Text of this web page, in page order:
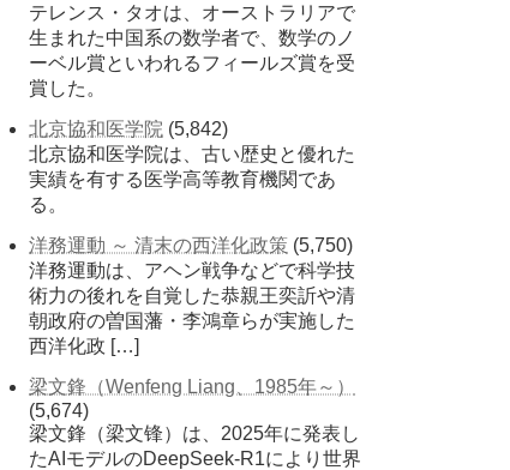
テレンス・タオは、オーストラリアで
生まれた中国系の数学者で、数学のノ
ーベル賞といわれるフィールズ賞を受
賞した。
北京協和医学院 (5,842)
北京協和医学院は、古い歴史と優れた
実績を有する医学高等教育機関であ
る。
洋務運動 ～ 清末の西洋化政策 (5,750)
洋務運動は、アヘン戦争などで科学技
術力の後れを自覚した恭親王奕訢や清
朝政府の曽国藩・李鴻章らが実施した
西洋化政 […]
梁文鋒（Wenfeng Liang、1985年～）
(5,674)
梁文鋒（梁文锋）は、2025年に発表し
たAIモデルのDeepSeek-R1により世界